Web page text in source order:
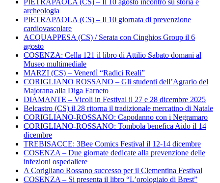
PIETRAPAOLA (CS) – Il 10 agosto incontro su storia e
archeologia
PIETRAPAOLA (CS) – Il 10 giornata di prevenzione
cardiovascolare
ACQUAPPESA (CS) / Serata con Cinghios Group il 6
agosto
COSENZA: Cella 121 il libro di Attilio Sabato domani al
Museo multimediale
MARZI (CS) – Venerdì “Radici Reali”
CORIGLIANO ROSSANO – Gli studenti dell’Agrario del
Majorana alla Diga Farneto
DIAMANTE – Vicoli in Festival il 27 e 28 dicembre 2025
Belcastro (CS) il 28 ritorna il tradizionale mercatino di Natale
CORIGLIANO-ROSSANO: Capodanno con i Negramaro
CORIGLIANO-ROSSANO: Tombola benefica Aido il 14
dicembre
TREBISACCE: 3Bee Comics Festival il 12-14 dicembre
COSENZA – Due giornate dedicate alla prevenzione delle
infezioni ospedaliere
A Corigliano Rossano successo per il Clementina Festival
COSENZA – Si presenta il libro “L’orologiaio di Brest”